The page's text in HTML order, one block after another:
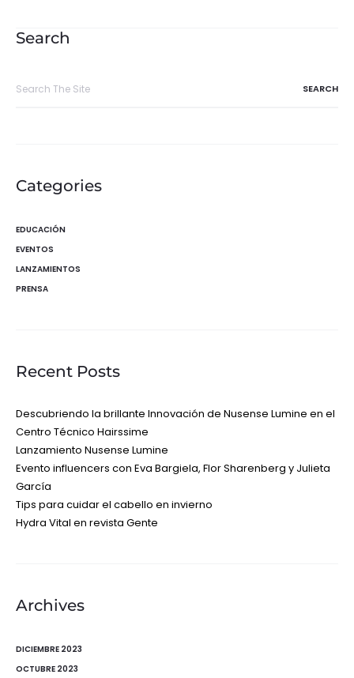
entradas
Search
Categories
EDUCACIÓN
EVENTOS
LANZAMIENTOS
PRENSA
Recent Posts
Descubriendo la brillante Innovación de Nusense Lumine en el
Centro Técnico Hairssime
Lanzamiento Nusense Lumine
Evento influencers con Eva Bargiela, Flor Sharenberg y Julieta
García
Tips para cuidar el cabello en invierno
Hydra Vital en revista Gente
Archives
DICIEMBRE 2023
OCTUBRE 2023